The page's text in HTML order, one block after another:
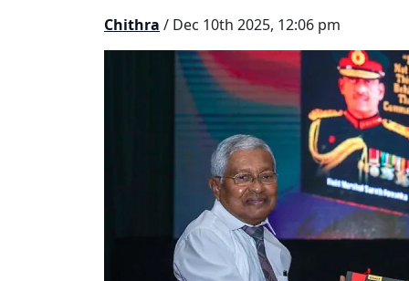
Chithra / Dec 10th 2025, 12:06 pm